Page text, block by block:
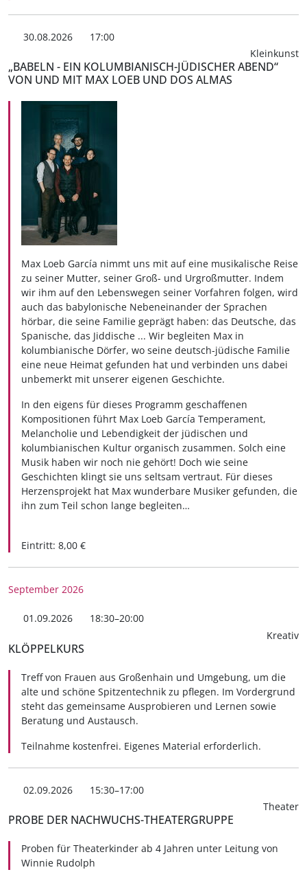
30.08.2026
17:00
Kleinkunst
„BABELN - EIN KOLUMBIANISCH-JÜDISCHER ABEND“
VON UND MIT MAX LOEB UND DOS ALMAS
Max Loeb García nimmt uns mit auf eine musikalische Reise
zu seiner Mutter, seiner Groß- und Urgroßmutter. Indem
wir ihm auf den Lebenswegen seiner Vorfahren folgen, wird
auch das babylonische Nebeneinander der Sprachen
hörbar, die seine Familie geprägt haben: das Deutsche, das
Spanische, das Jiddische ... Wir begleiten Max in
kolumbianische Dörfer, wo seine deutsch-jüdische Familie
eine neue Heimat gefunden hat und verbinden uns dabei
unbemerkt mit unserer eigenen Geschichte.
In den eigens für dieses Programm geschaffenen
Kompositionen führt Max Loeb García Temperament,
Melancholie und Lebendigkeit der jüdischen und
kolumbianischen Kultur organisch zusammen. Solch eine
Musik haben wir noch nie gehört! Doch wie seine
Geschichten klingt sie uns seltsam vertraut. Für dieses
Herzensprojekt hat Max wunderbare Musiker gefunden, die
ihn zum Teil schon lange begleiten…
Eintritt: 8,00 €
September 2026
01.09.2026
18:30–20:00
Kreativ
KLÖPPELKURS
Treff von Frauen aus Großenhain und Umgebung, um die
alte und schöne Spitzentechnik zu pflegen. Im Vordergrund
steht das gemeinsame Ausprobieren und Lernen sowie
Beratung und Austausch.
Teilnahme kostenfrei. Eigenes Material erforderlich.
02.09.2026
15:30–17:00
Theater
PROBE DER NACHWUCHS-THEATERGRUPPE
Proben für Theaterkinder ab 4 Jahren unter Leitung von
Winnie Rudolph